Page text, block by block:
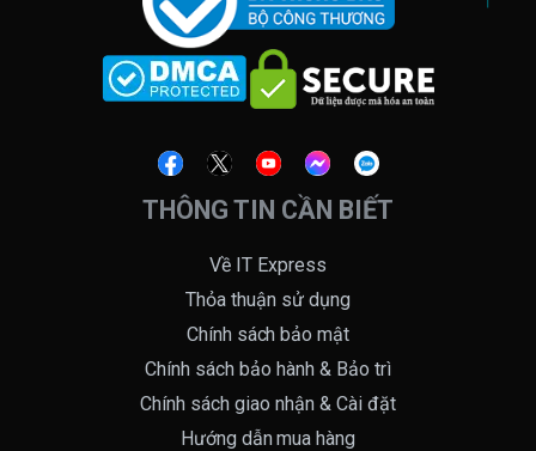
THÔNG TIN CẦN BIẾT
Về IT Express
Thỏa thuận sử dụng
Chính sách bảo mật
Chính sách bảo hành & Bảo trì
Chính sách giao nhận & Cài đặt
Hướng dẫn mua hàng